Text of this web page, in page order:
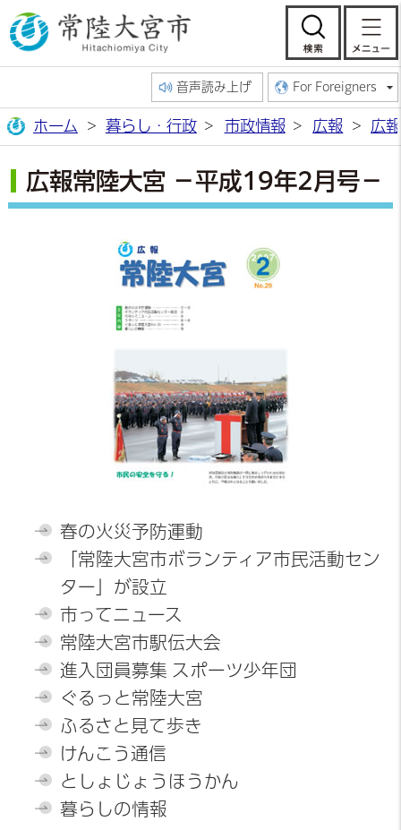
常陸大宮市公
検
音声読み上げ For Foreigners
ホーム 暮らし・行政 市政情報 広報 広
広報常陸大宮 －平成19年2月号－
春の火災予防運動
「常陸大宮市ボランティア市民活動セン
ター」が設立
市ってニュース
常陸大宮市駅伝大会
進入団員募集 スポーツ少年団
ぐるっと常陸大宮
ふるさと見て歩き
けんこう通信
としょじょうほうかん
暮らしの情報